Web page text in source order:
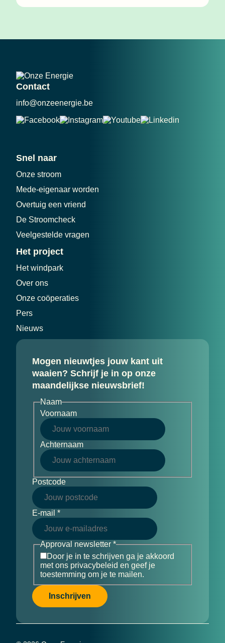
Contact
info@onzeenergie.be
Snel naar
Onze stroom
Mede-eigenaar worden
Overtuig een vriend
De Stroomcheck
Veelgestelde vragen
Het project
Het windpark
Over ons
Onze coöperaties
Pers
Nieuws
Mogen nieuwtjes jouw kant uit
waaien? Schrijf je in op onze
maandelijkse nieuwsbrief!
Naam
Voornaam
Achternaam
Postcode
E-mail *
Approval newsletter *
Door je in te schrijven ga je akkoord
met ons privacybeleid en geef je
toestemming om je te mailen.
Inschrijven